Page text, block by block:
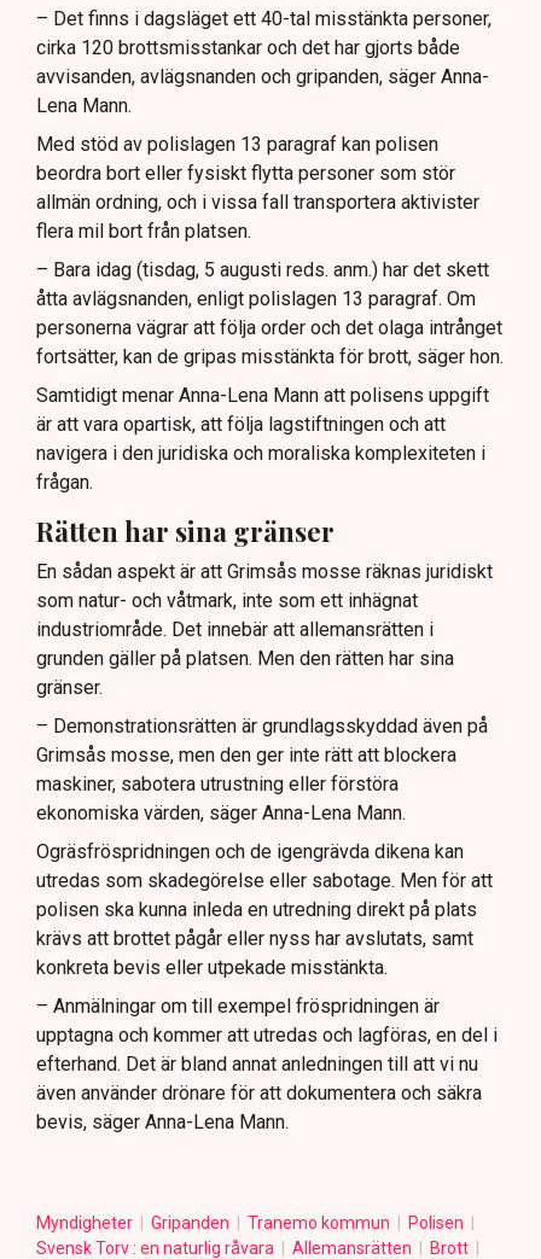
– Det finns i dagsläget ett 40-tal misstänkta personer,
cirka 120 brottsmisstankar och det har gjorts både
avvisanden, avlägsnanden och gripanden, säger Anna-
Lena Mann.
Med stöd av polislagen 13 paragraf kan polisen
beordra bort eller fysiskt flytta personer som stör
allmän ordning, och i vissa fall transportera aktivister
flera mil bort från platsen.
– Bara idag (tisdag, 5 augusti reds. anm.) har det skett
åtta avlägsnanden, enligt polislagen 13 paragraf. Om
personerna vägrar att följa order och det olaga intrånget
fortsätter, kan de gripas misstänkta för brott, säger hon.
Samtidigt menar Anna-Lena Mann att polisens uppgift
är att vara opartisk, att följa lagstiftningen och att
navigera i den juridiska och moraliska komplexiteten i
frågan.
Rätten har sina gränser
En sådan aspekt är att Grimsås mosse räknas juridiskt
som natur- och våtmark, inte som ett inhägnat
industriområde. Det innebär att allemansrätten i
grunden gäller på platsen. Men den rätten har sina
gränser.
– Demonstrationsrätten är grundlagsskyddad även på
Grimsås mosse, men den ger inte rätt att blockera
maskiner, sabotera utrustning eller förstöra
ekonomiska värden, säger Anna-Lena Mann.
Ogräsfröspridningen och de igengrävda dikena kan
utredas som skadegörelse eller sabotage. Men för att
polisen ska kunna inleda en utredning direkt på plats
krävs att brottet pågår eller nyss har avslutats, samt
konkreta bevis eller utpekade misstänkta.
– Anmälningar om till exempel fröspridningen är
upptagna och kommer att utredas och lagföras, en del i
efterhand. Det är bland annat anledningen till att vi nu
även använder drönare för att dokumentera och säkra
bevis, säger Anna-Lena Mann.
Myndigheter Gripanden Tranemo kommun
Polisen
Svensk Torv : en naturlig råvara
Allemansrätten
Brott